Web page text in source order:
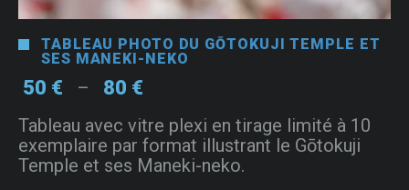
TABLEAU PHOTO DU GŌTOKUJI TEMPLE ET
SES MANEKI-NEKO
50 € – 80 €
prix :
50 €
à
Tableau avec vitre plexi en tirage limité à 10
exemplaire par format illustrant le Gōtokuji
Temple et ses Maneki-neko.